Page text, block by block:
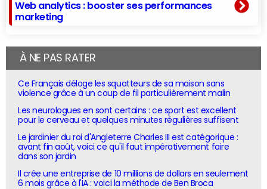
Web analytics : booster ses performances
marketing
À NE PAS RATER
Ce Français déloge les squatteurs de sa maison sans
violence grâce à un coup de fil particulièrement malin
Les neurologues en sont certains : ce sport est excellent
pour le cerveau et quelques minutes régulières suffisent
Le jardinier du roi d'Angleterre Charles III est catégorique :
avant fin août, voici ce qu'il faut impérativement faire
dans son jardin
Il crée une entreprise de 10 millions de dollars en seulement
6 mois grâce à l'IA : voici la méthode de Ben Broca